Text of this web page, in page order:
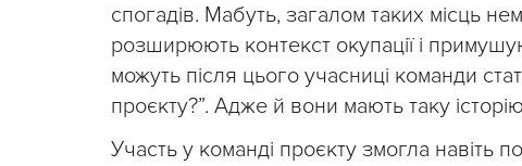
спогадів. Мабуть, загалом таких місць
розширюють контекст окупації і
можуть після цього учасниці команди
проєкту?”. Адже й вони мають таку історію,
Участь у команді проєкту змогла